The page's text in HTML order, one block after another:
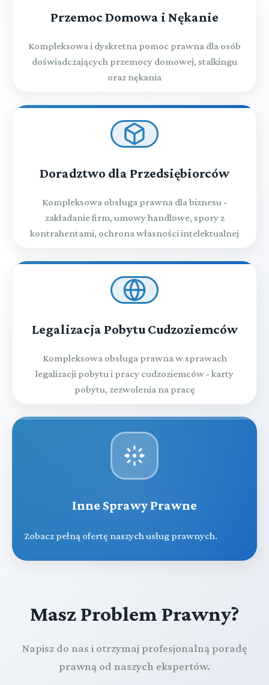
Przemoc Domowa i Nękanie
Kompleksowa i dyskretna pomoc prawna dla osób
doświadczających przemocy domowej, stalkingu
oraz nękania
Doradztwo dla Przedsiębiorców
Kompleksowa obsługa prawna dla biznesu -
zakładanie firm, umowy handlowe, spory z
kontrahentami, ochrona własności intelektualnej
Legalizacja Pobytu Cudzoziemców
Kompleksowa obsługa prawna w sprawach
legalizacji pobytu i pracy cudzoziemców - karty
pobytu, zezwolenia na pracę
Inne Sprawy Prawne
Zobacz pełną ofertę naszych usług prawnych.
Masz Problem Prawny?
Napisz do nas i otrzymaj profesjonalną poradę
prawną od naszych ekspertów.